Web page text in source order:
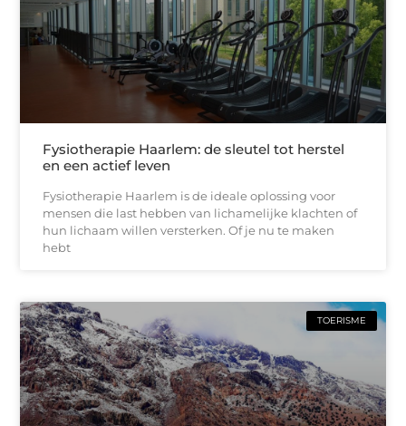
Fysiotherapie Haarlem: de sleutel tot herstel
en een actief leven
Fysiotherapie Haarlem is de ideale oplossing voor
mensen die last hebben van lichamelijke klachten of
hun lichaam willen versterken. Of je nu te maken
hebt
TOERISME